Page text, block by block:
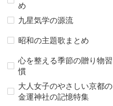
め
九星気学の源流
昭和の主題歌まとめ
心を整える季節の贈り物習
慣
大人女子のやさしい京都の
金運神社の記憶特集